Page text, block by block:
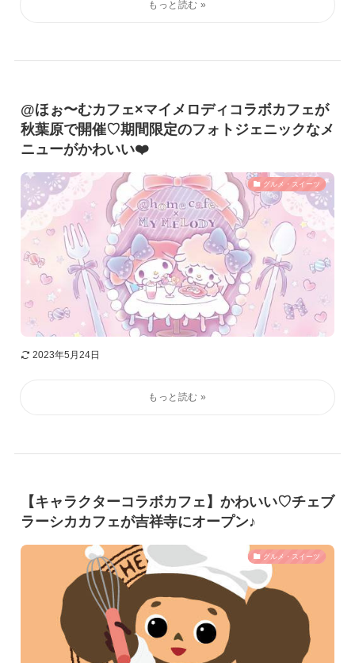
@ほぉ〜むカフェ×マイメロディコラボカフェが
秋葉原で開催♡期間限定のフォトジェニックなメ
ニューがかわいい❤️
グルメ・スイーツ
2023年5月24日
【キャラクターコラボカフェ】かわいい♡チェブ
ラーシカカフェが吉祥寺にオープン♪
グルメ・スイーツ